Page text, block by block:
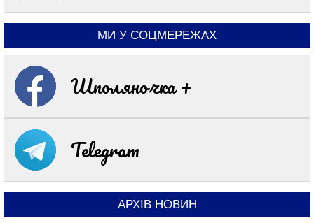
МИ У СОЦМЕРЕЖАХ
Шполяночка +
Telegram
АРХІВ НОВИН